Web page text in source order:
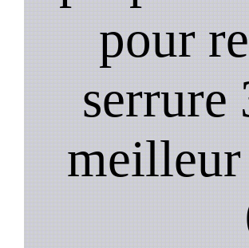
pour
serrure
meilleur